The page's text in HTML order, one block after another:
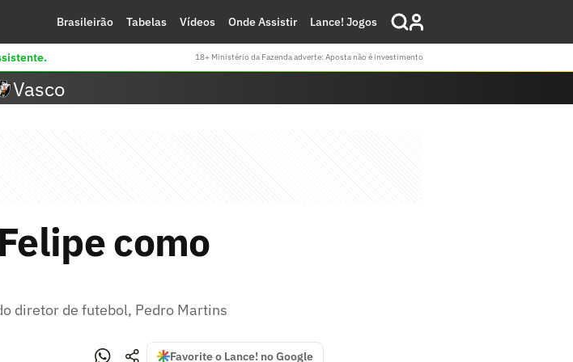
Brasileirão Tabelas Vídeos Onde Assistir Lance! Jogos
18+ Ministério da Fazenda adverte: Aposta não é investimento
Vasco
como
diretor de futebol, Pedro Martins
Favorite o Lance! no Google